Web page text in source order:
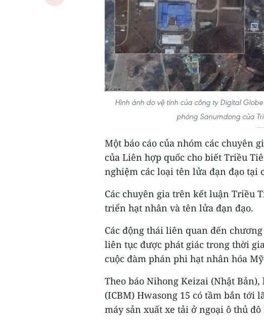
Hình ảnh do vệ tinh của công ty Digital
phóng Sanumdong của
Một báo cáo của nhóm các chuyên
của Liên hợp quốc cho biết Triều
nghiệm các loại tên lửa đạn đạo tại
Các chuyên gia trên kết luận Triều
triển hạt nhân và tên lửa đạn đạo.
Các động thái liên quan đến
liên tục được phát giác trong thời
cuộc đàm phán phi hạt nhân hóa
Theo báo Nihong Keizai (Nhật
(ICBM) Hwasong 15 có tầm bắn tới
máy sản xuất xe tải ở ngoại ô thủ